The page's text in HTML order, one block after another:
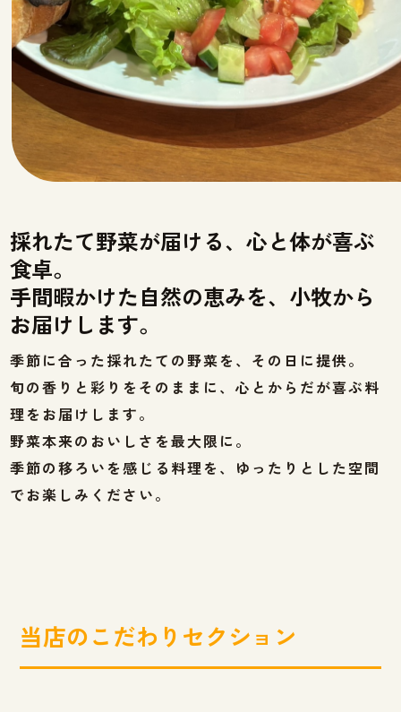
採れたて野菜が届ける、心と体が喜ぶ
食卓。
手間暇かけた自然の恵みを、小牧から
お届けします。
季節に合った採れたての野菜を、その日に提供。
旬の香りと彩りをそのままに、心とからだが喜ぶ料
理をお届けします。
野菜本来のおいしさを最大限に。
季節の移ろいを感じる料理を、ゆったりとした空間
でお楽しみください。
当店のこだわりセクション